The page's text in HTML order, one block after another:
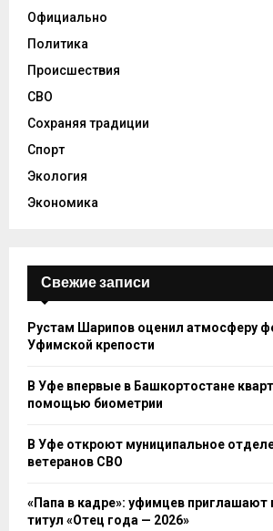
Официально
Политика
Происшествия
СВО
Сохраняя традиции
Спорт
Экология
Экономика
Свежие записи
Рустам Шарипов оценил атмосферу
Уфимской крепости
В Уфе впервые в Башкортостане
помощью биометрии
В Уфе откроют муниципальное
ветеранов СВО
«Папа в кадре»: уфимцев приглашают
титул «Отец года — 2026»